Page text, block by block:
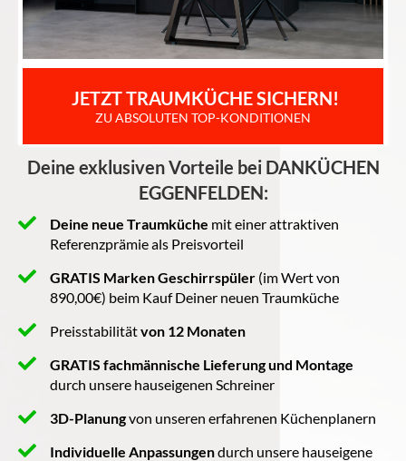
JETZT TRAUMKÜCHE SICHERN!
ZU ABSOLUTEN TOP-KONDITIONEN
Deine exklusiven Vorteile bei DANKÜCHEN
EGGENFELDEN:
Deine neue Traumküche mit einer attraktiven
Referenzprämie als Preisvorteil
GRATIS Marken Geschirrspüler (im Wert von
890,00€) beim Kauf Deiner neuen Traumküche
Preisstabilitätvon 12 Monaten
GRATIS fachmännische Lieferung und Montage
durch unsere hauseigenen Schreiner
3D-Planungvon unseren erfahrenen Küchenplanern
Individuelle Anpassungendurch unsere hauseigene